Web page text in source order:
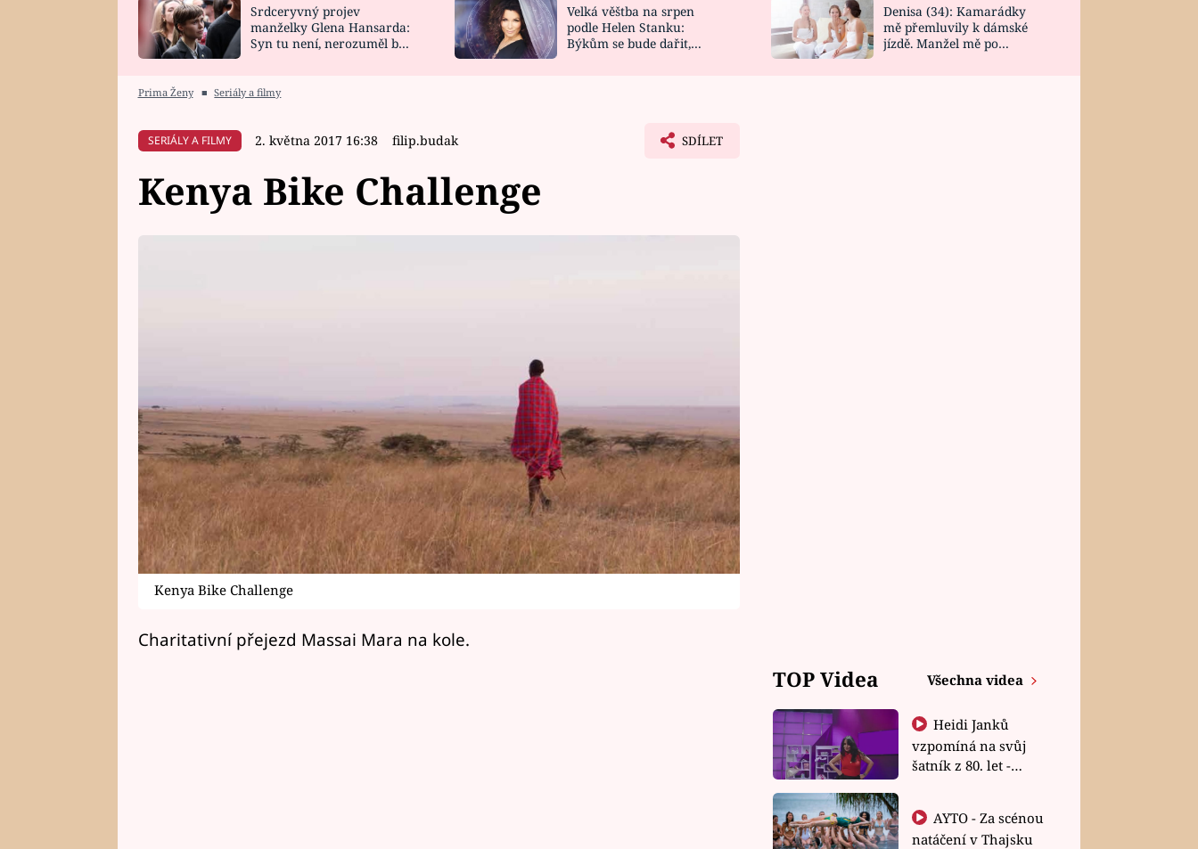
HOROSKOP NA
CELEBRITY
VAŘENÍ
NOVINKY
VIDEORECEPTY
DESIGN
Srdceryvný projev
manželky Glena Hansarda:
Syn tu není, nerozuměl by
Velká věštba na srpen
podle Helen Stanku:
Býkům se bude dařit,
Denisa (34): Kamarádky
mě přemluvily k dámské
jízdě. Manžel mě po
Prima Ženy ■ Seriály a filmy
SERIÁLY A FILMY 2. května 2017 16:38 filip.budak SDÍLET
Kenya Bike Challenge
Kenya Bike Challenge
Charitativní přejezd Massai Mara na kole.
TOP Videa Všechna videa
Heidi Janků
vzpomíná na svůj
šatník z 80. let -
natáčení v Thajsku